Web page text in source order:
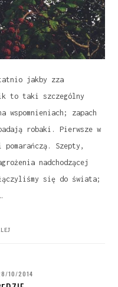
jakby zza
to taki szczególny
zapach
robaki. Pierwsze w
Szepty,
nadchodzącej
się do świata;
10/2014